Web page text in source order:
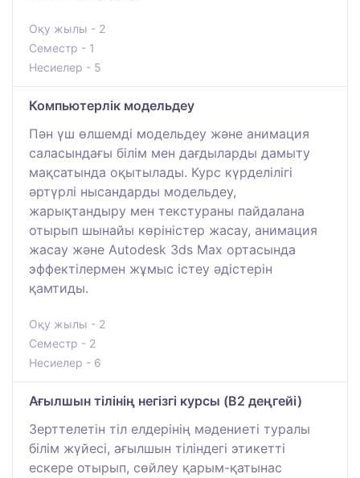
Оқу жылы - 2
Семестр - 1
Несиелер - 5
Компьютерлік модельдеу
Пән үш өлшемді модельдеу және анимация
саласындағы білім мен дағдыларды дамыту
мақсатында оқытылады. Курс күрделілігі
әртүрлі нысандарды модельдеу,
жарықтандыру мен текстураны пайдалана
отырып шынайы көріністер жасау, анимация
жасау және Autodesk 3ds Max ортасында
эффектілермен жұмыс істеу әдістерін
қамтиды.
Оқу жылы - 2
Семестр - 2
Несиелер - 6
Ағылшын тілінің негізгі курсы (B2 деңгейі)
Зерттелетін тіл елдерінің мәдениеті туралы
білім жүйесі, ағылшын тіліндегі этикетті
ескере отырып, сөйлеу қарым-қатынас